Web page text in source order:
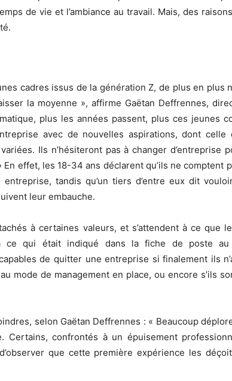
de vie et l’ambiance au travail. Mais, des
cadres issus de la génération Z, de plus en plus
la moyenne », affirme Gaëtan Deffrennes,
plus les années passent, plus ces jeunes
avec de nouvelles aspirations, dont celle
Ils n’hésiteront pas à changer d’entreprise
En effet, les 18-34 ans déclarent qu’ils ne comptent
tandis qu’un tiers d’entre eux dit
leur embauche.
à certaines valeurs, et s’attendent à ce que
ce qui était indiqué dans la fiche de poste au
de quitter une entreprise si finalement ils
mode de management en place, ou encore s’ils
selon Gaëtan Deffrennes : « Beaucoup
confrontés à un épuisement
que cette première expérience les